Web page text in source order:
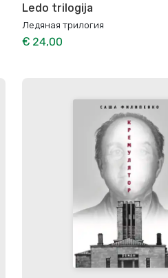
Ledo trilogija
Ледяная трилогия
€ 24,00